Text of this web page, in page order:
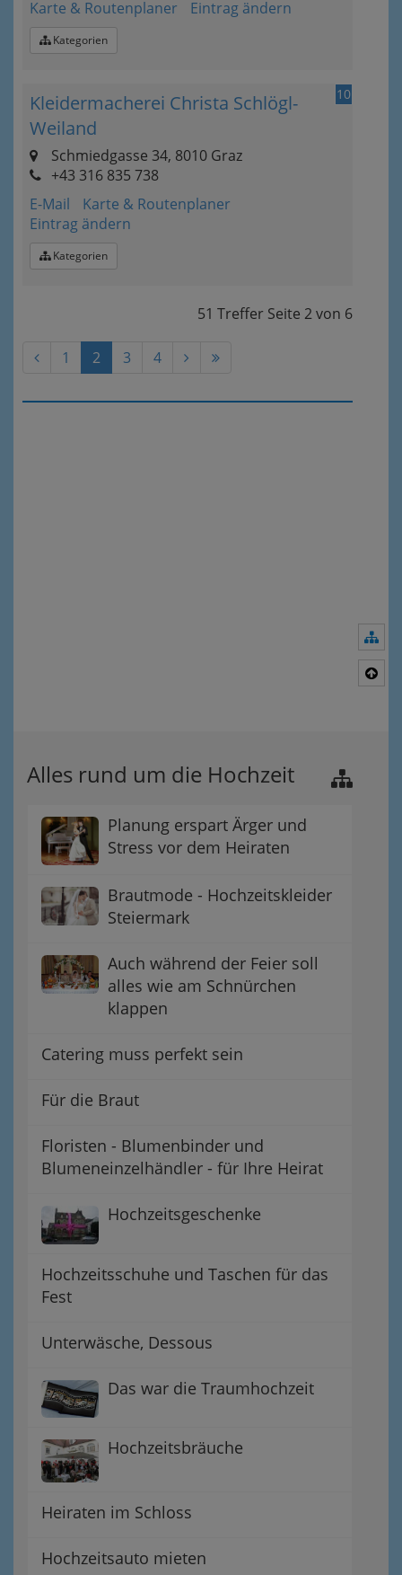
Karte & Routenplaner Eintrag ändern
Kategorien
10
Kleidermacherei Christa Schlögl-
Weiland
Schmiedgasse 34, 8010 Graz
+43 316 835 738
E-Mail
Karte & Routenplaner
Eintrag ändern
Kategorien
51 Treffer Seite 2von 6
1 2 3 4
Alles rund um die Hochzeit
Planung erspart Ärger und
Stress vor dem Heiraten
Brautmode - Hochzeitskleider
Steiermark
Auch während der Feier soll
alles wie am Schnürchen
klappen
Catering muss perfekt sein
Für die Braut
Floristen - Blumenbinder und
Blumeneinzelhändler - für Ihre Heirat
Hochzeitsgeschenke
Hochzeitsschuhe und Taschen für das
Fest
Unterwäsche, Dessous
Das war die Traumhochzeit
Hochzeitsbräuche
Heiraten im Schloss
Hochzeitsauto mieten